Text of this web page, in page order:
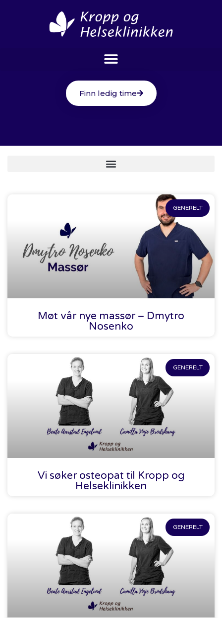
Finn ledig time
GENERELT
Møt vår nye massør – Dmytro
Nosenko
GENERELT
Vi søker osteopat til Kropp og
Helseklinikken
GENERELT